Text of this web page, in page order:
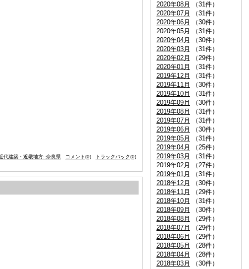
2020年08月
（31件）
2020年07月
（31件）
2020年06月
（30件）
2020年05月
（31件）
2020年04月
（30件）
2020年03月
（31件）
2020年02月
（29件）
2020年01月
（31件）
2019年12月
（31件）
2019年11月
（30件）
2019年10月
（31件）
2019年09月
（30件）
2019年08月
（31件）
2019年07月
（31件）
2019年06月
（30件）
2019年05月
（31件）
2019年04月
（25件）
2019年03月
（31件）
2019年02月
（27件）
2019年01月
（31件）
2018年12月
（30件）
2018年11月
（29件）
2018年10月
（31件）
2018年09月
（30件）
2018年08月
（29件）
2018年07月
（29件）
2018年06月
（29件）
2018年05月
（28件）
2018年04月
（28件）
2018年03月
（30件）
代建築・近畿地方::奈良県 コメント(0) トラックバック(0)